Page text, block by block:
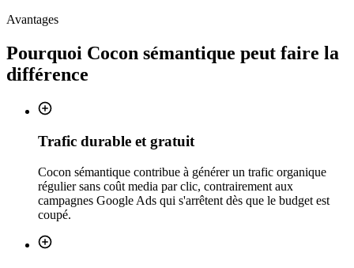
Avantages
Pourquoi Cocon sémantique peut faire la
différence
Trafic durable et gratuit
Cocon sémantique contribue à générer un trafic organique
régulier sans coût media par clic, contrairement aux
campagnes Google Ads qui s'arrêtent dès que le budget est
coupé.